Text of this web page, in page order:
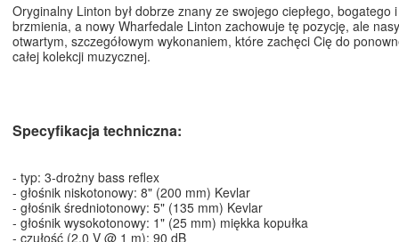
Oryginalny Linton był dobrze znany ze swojego ciepłego, bogatego
brzmienia, a nowy Wharfedale Linton zachowuje tę pozycję, ale
otwartym, szczegółowym wykonaniem, które zachęci Cię do
całej kolekcji muzycznej.
Specyfikacja techniczna:
- typ: 3-drożny bass reflex
- głośnik niskotonowy: 8" (200 mm) Kevlar
- głośnik średniotonowy: 5" (135 mm) Kevlar
- głośnik wysokotonowy: 1" (25 mm) miękka kopułka
- czułość (2,0 V @ 1 m): 90 dB